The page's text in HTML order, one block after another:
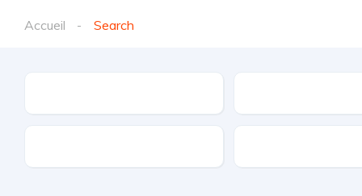
Accueil Search